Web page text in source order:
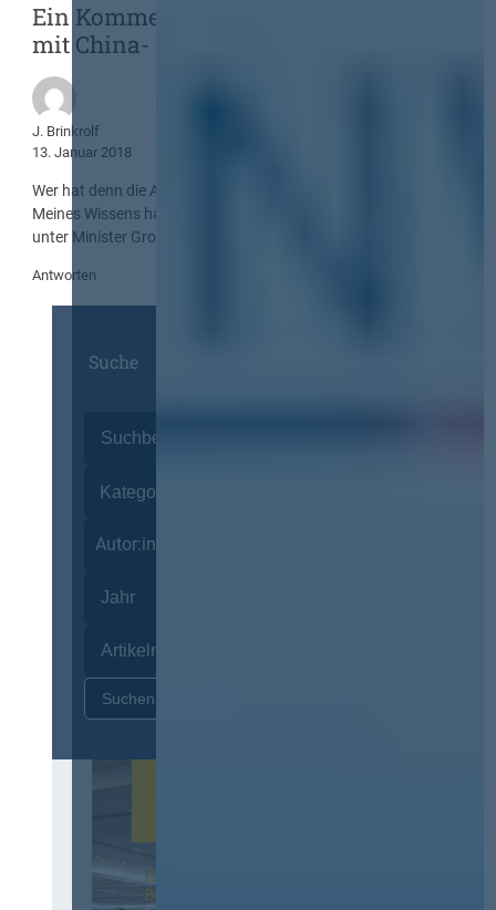
Ein Kommentar zu „NRW: Rheinbrücke
mit China- statt Krupp-Stahl?“
J. Brinkrolf
13. Januar 2018
Wer hat denn die Ausschreibung gemacht?
Meines Wissens hat die alte Landesregierung,
unter Minister Groschek dies veranlasst.
Antworten
Suche
Autor:innen
12. & 13. November 2026 in
Berlin